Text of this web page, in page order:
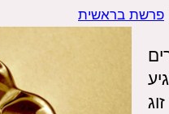
פרשת בראשית